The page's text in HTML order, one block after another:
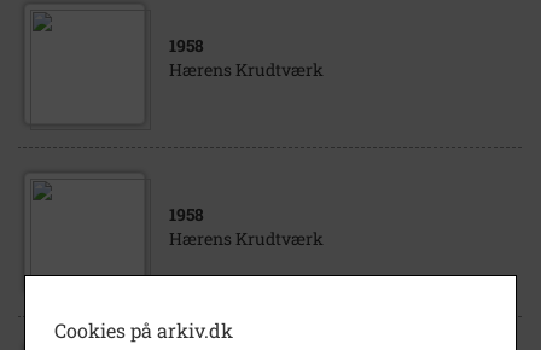
1958
Hærens Krudtværk
1958
Hærens Krudtværk
Cookies på arkiv.dk